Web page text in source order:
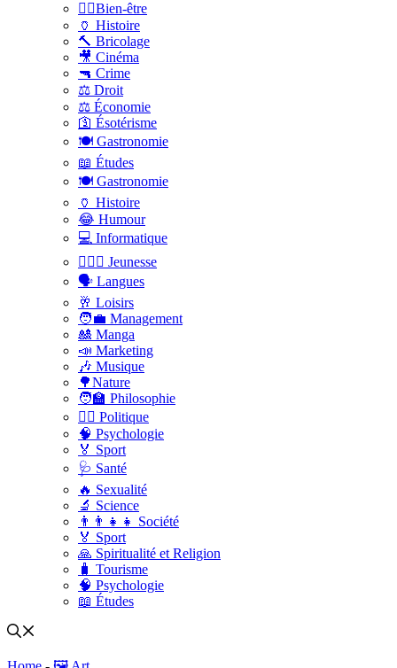
🧑‍⚕️Bien-être
🏺 Histoire
🔨 Bricolage
🎥 Cinéma
🔫 Crime
⚖️ Droit
⚖️ Économie
🛐 Ésotérisme
🍽️ Gastronomie
📖 Études
🍽️ Gastronomie
🏺 Histoire
😂 Humour
💻 Informatique
🤸🏽‍♀️ Jeunesse
🗣 Langues
🥂 Loisirs
🧑‍💼 Management
🎎 Manga
📣 Marketing
🎶 Musique
🌳Nature
🧑‍🏫 Philosophie
👨‍⚖️ Politique
🧠 Psychologie
🏅 Sport
🩺 Santé
🔥 Sexualité
🔬 Science
👨‍👨‍👧‍👧 Société
🏅 Sport
🙏 Spiritualité et Religion
🧳 Tourisme
🧠 Psychologie
📖 Études